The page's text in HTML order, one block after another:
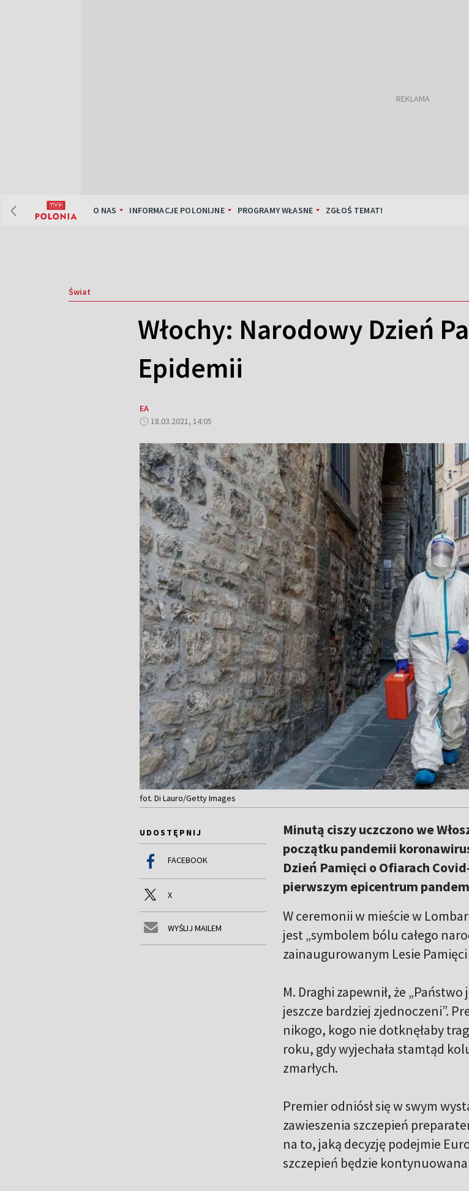
O NAS INFORMACJE POLONIJNE PROGRAMY WŁASNE ZGŁOŚ TEMAT!
Świat
Włochy: Narodowy Dzień
Epidemii
EA
18.03.2021, 14:05
fot. Di Lauro/Getty Images
UDOSTĘPNIJ
FACEBOOK
X
WYŚLIJ MAILEM
Minutą ciszy uczczono we
początku pandemii
Dzień Pamięci o Ofiarach
pierwszym epicentrum
W ceremonii w mieście w
jest „symbolem bólu całego
zainaugurowanym Lesie
M. Draghi zapewnił, że
jeszcze bardziej zjednoczeni”.
nikogo, kogo nie dotknęłaby
roku, gdy wyjechała stamtąd
zmarłych.
Premier odniósł się w swym
zawieszenia szczepień
na to, jaką decyzję podejmie
szczepień będzie